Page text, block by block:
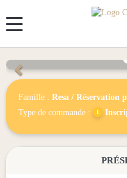
Précédent
Famille : Resa / Réservation
Type de commande :
Panneau de gestion des cookies